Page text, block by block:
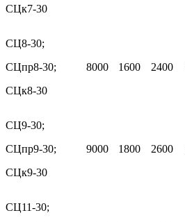
СЦк7-30
СЦ8-30;
СЦпр8-30;
СЦк8-30
8000 1600 2400
СЦ9-30;
СЦпр9-30;
СЦк9-30
9000 1800 2600
СЦ11-30;